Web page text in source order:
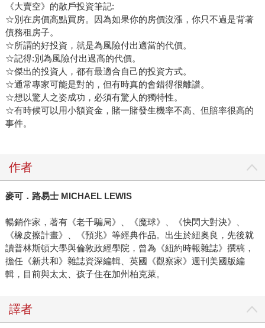
《大賣空》的散戶投資筆記:
☆別在房價高點買房。因為如果你的房價沒漲，你只不過是背著
債務租房子。
☆所謂的好投資，就是為風險付出適當的代價。
☆記得:別為風險付出過高的代價。
☆傑出的投資人，都有最適合自己的投資方式。
☆通常專家可能是對的，但有時真的會錯得很離譜。
☆想以驚人之姿成功，必須有驚人的獨特性。
☆有時候可以用小額資金，賭一賭發生機率不高、但賠率很高的
事件。
作者
麥可．路易士 MICHAEL LEWIS
暢銷作家，著有《老千騙局》、《魔球》、《快閃大對決》、
《橡皮擦計畫》、《預兆》等經典作品。出生於紐奧良，先後就
讀普林斯頓大學與倫敦政經學院，曾為《紐約時報雜誌》撰稿，
擔任《新共和》雜誌資深編輯、英國《觀察家》週刊美國版編
輯，目前與太太、孩子住在加州柏克萊。
譯者